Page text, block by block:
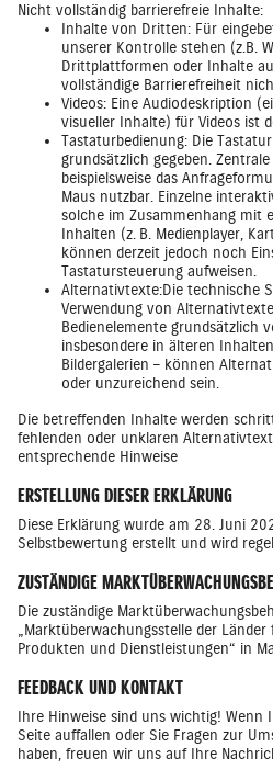
Nicht vollständig barrierefreie Inhalte:
Inhalte von Dritten: Für
unserer Kontrolle stehen (z.B.
Drittplattformen oder Inhalte
vollständige Barrierefreiheit
Videos: Eine Audiodeskription
visueller Inhalte) für Videos ist
Tastaturbedienung: Die
grundsätzlich gegeben.
beispielsweise das
Maus nutzbar. Einzelne
solche im Zusammenhang mit
Inhalten (z. B. Medienplayer,
können derzeit jedoch noch
Tastatursteuerung aufweisen.
Alternativtexte:Die technische
Verwendung von
Bedienelemente grundsätzlich
insbesondere in älteren
Bildergalerien – können
oder unzureichend sein.
Die betreffenden Inhalte werden
fehlenden oder unklaren
entsprechende Hinweise
ERSTELLUNG DIESER ERKLÄRUNG
Diese Erklärung wurde am 28. Juni
Selbstbewertung erstellt und wird
ZUSTÄNDIGE
Die zuständige
„Marktüberwachungsstelle der
Produkten und Dienstleistungen“ in
FEEDBACK UND KONTAKT
Ihre Hinweise sind uns wichtig! Wenn
Seite auffallen oder Sie Fragen zur
haben, freuen wir uns auf Ihre